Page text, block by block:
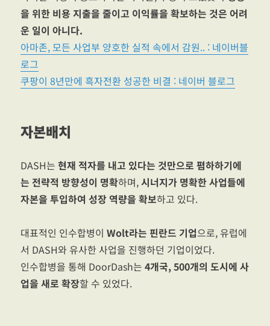
을 위한 비용 지출을 줄이고 이익률을 확보하는 것은 어려
운 일이 아니다.
아마존, 모든 사업부 양호한 실적 속에서 감원.. : 네이버블
로그
쿠팡이 8년만에 흑자전환 성공한 비결 : 네이버 블로그
자본배치
DASH는현재 적자를 내고 있다는 것만으로 폄하하기에
는 전략적 방향성이 명확하며,시너지가 명확한 사업들에
자본을 투입하여 성장 역량을 확보하고 있다.
대표적인 인수합병이Wolt라는 핀란드 기업으로, 유럽에
서 DASH와 유사한 사업을 진행하던 기업이었다.
인수합병을 통해 DoorDash는4개국, 500개의 도시에 사
업을 새로 확장할 수 있었다.